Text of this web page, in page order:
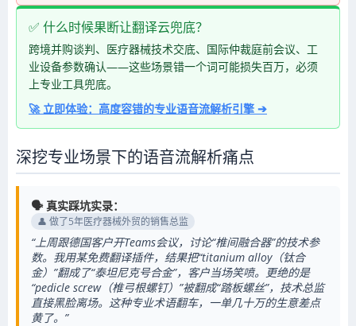
✅ 什么时候果断让翻译云兜底？
跨境并购谈判、医疗器械技术交底、国际仲裁庭前会议、工
业设备参数确认——这些场景错一个词可能损失百万，必须
上专业工具兜底。
🚀 立即体验：高度容错的专业语音流解析引擎 ➔
深挖专业场景下的语音流解析痛点
🗣️ 真实踩坑实录：
👤 做了5年医疗器械外贸的销售总监
“上周跟德国客户开Teams会议，讨论“椎间融合器”的技术参
数。我用某免费翻译插件，结果把“titanium alloy（钛合
金）”翻成了“泰坦尼克号合金”，客户当场笑喷。更绝的是
“pedicle screw（椎弓根螺钉）”被翻成“踏板螺丝”，技术总监
直接黑脸离场。这种专业术语翻车，一单几十万的生意差点
黄了。”